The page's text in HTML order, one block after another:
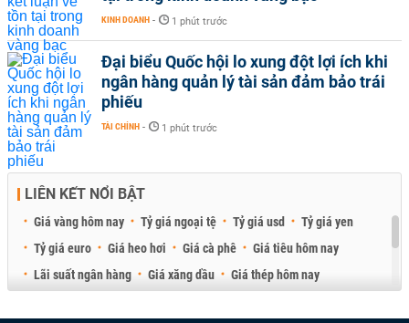
KINH DOANH - 1 phút trước
Đại biểu Quốc hội lo xung đột lợi ích khi
ngân hàng quản lý tài sản đảm bảo trái
phiếu
TÀI CHÍNH - 1 phút trước
LIÊN KẾT NỔI BẬT
Giá vàng hôm nay Tỷ giá ngoại tệ Tỷ giá usd
Tỷ giá yen
Tỷ giá euro
Giá heo hơi Giá cà phê
Giá tiêu hôm nay
Lãi suất ngân hàng
Giá xăng dầu
Giá thép hôm nay